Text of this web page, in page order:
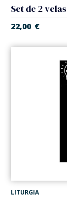
22,00 €
LITURGIA